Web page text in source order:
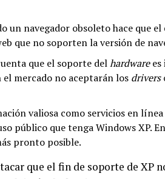
un navegador obsoleto hace que
que no soporten la versión de
que el soporte delhardwarees
el mercado no aceptarán los drivers
valiosa como servicios en
público que tenga Windows XP.
pronto posible.
que el fin de soporte de XP